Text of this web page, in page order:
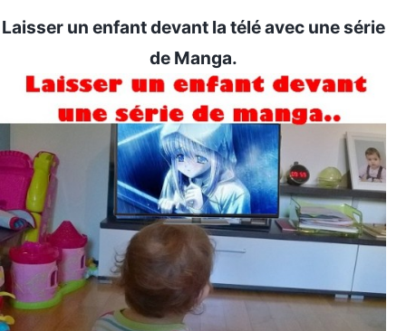
Laisser un enfant devant la télé avec une série
de Manga.